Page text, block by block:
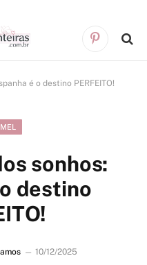
Pinterest
é o destino PERFEITO!
sonhos:
destino
10/12/2025